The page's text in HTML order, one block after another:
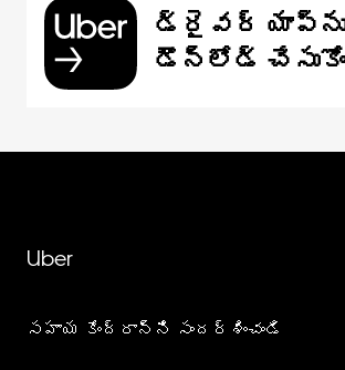
డ్రైవర్ యాప్‌ను
డౌన్‌లోడ్
Uber
సహాయ కేంద్రాన్ని సందర్శించండి